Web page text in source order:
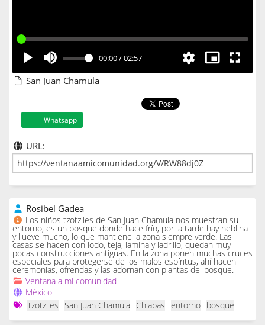
00:00/02:57
San Juan Chamula
Whatsapp
URL:
Rosibel Gadea
Los niños tzotziles de San Juan Chamula nos muestran su
entorno, es un bosque donde hace frío, por la tarde hay neblina
y llueve mucho, lo que mantiene la zona siempre verde. Las
casas se hacen con lodo, teja, lamina y ladrillo, quedan muy
pocas construcciones antiguas. En la zona ponen muchas cruces
especiales para protegerse de los malos espíritus, ahí hacen
ceremonias, ofrendas y las adornan con plantas del bosque.
Ventana a mi comunidad
México
Tzotziles
San Juan Chamula Chiapas entorno bosque